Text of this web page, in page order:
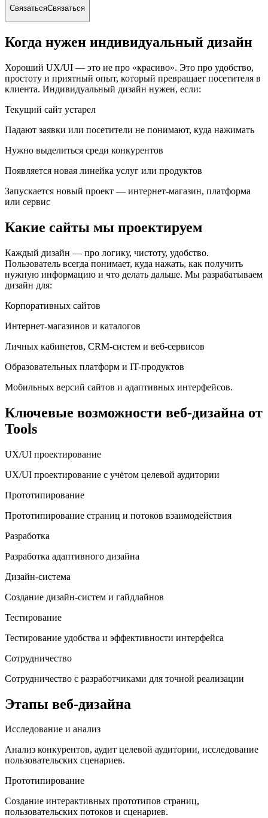
СвязатьсяСвязаться
Когда нужен индивидуальный дизайн
Хороший UX/UI — это не про «красиво». Это про удобство,
простоту и приятный опыт, который превращает посетителя в
клиента. Индивидуальный дизайн нужен, если:
Текущий сайт устарел
Падают заявки или посетители не понимают, куда нажимать
Нужно выделиться среди конкурентов
Появляется новая линейка услуг или продуктов
Запускается новый проект — интернет-магазин, платформа
или сервис
Какие сайты мы проектируем
Каждый дизайн — про логику, чистоту, удобство.
Пользователь всегда понимает, куда нажать, как получить
нужную информацию и что делать дальше. Мы разрабатываем
дизайн для:
Корпоративных сайтов
Интернет-магазинов и каталогов
Личных кабинетов, CRM-систем и веб-сервисов
Образовательных платформ и IT-продуктов
Мобильных версий сайтов и адаптивных интерфейсов.
Ключевые возможности веб-дизайна от
Tools
UX/UI проектирование
UX/UI проектирование с учётом целевой аудитории
Прототипирование
Прототипирование страниц и потоков взаимодействия
Разработка
Разработка адаптивного дизайна
Дизайн-система
Создание дизайн-систем и гайдлайнов
Тестирование
Тестирование удобства и эффективности интерфейса
Сотрудничество
Сотрудничество с разработчиками для точной реализации
Этапы веб-дизайна
Исследование и анализ
Анализ конкурентов, аудит целевой аудитории, исследование
пользовательских сценариев.
Прототипирование
Создание интерактивных прототипов страниц,
пользовательских потоков и сценариев.